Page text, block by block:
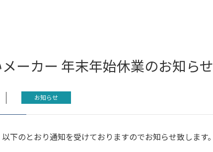
ーカー 年末年始休業のお知らせ
お知らせ
下のとおり通知を受けておりますのでお知らせ致します。